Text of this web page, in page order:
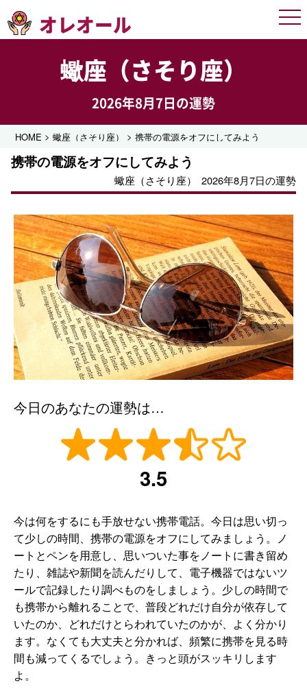
オレオール
蠍座（さそり座）
2026年8月7日の運勢
HOME >蠍座（さそり座） >携帯の電源をオフにしてみよう
携帯の電源をオフにしてみよう
蠍座（さそり座） 2026年8月7日の運勢
今日のあなたの運勢は…
3.5
今は何をするにも手放せない携帯電話。今日は思い切っ
て少しの時間、携帯の電源をオフにしてみましょう。ノ
ートとペンを用意し、思いついた事をノートに書き留め
たり、雑誌や新聞を読んだりして、電子機器ではないツ
ールで記録したり調べものをしましょう。少しの時間で
も携帯から離れることで、普段どれだけ自分が依存して
いたのか、どれだけとらわれていたのかが、よく分かり
ます。なくても大丈夫と分かれば、頻繁に携帯を見る時
間も減ってくるでしょう。きっと頭がスッキリします
よ。